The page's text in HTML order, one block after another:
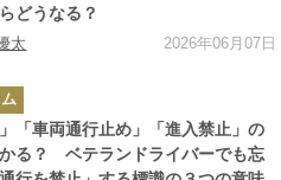
どうなる？
太 2026年06月07日
」「車両通行止め」「進入禁止」の
る？ ベテランドライバーでも忘